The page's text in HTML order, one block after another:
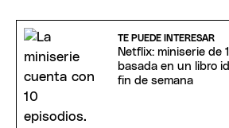
TE PUEDE INTERESAR
Netflix: miniserie de
basada en un libro
fin de semana